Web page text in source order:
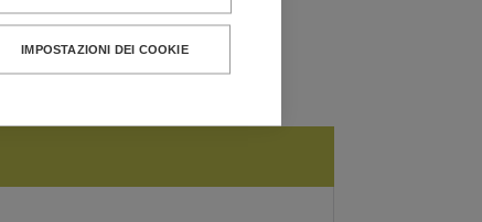
IMPOSTAZIONI DEI COOKIE